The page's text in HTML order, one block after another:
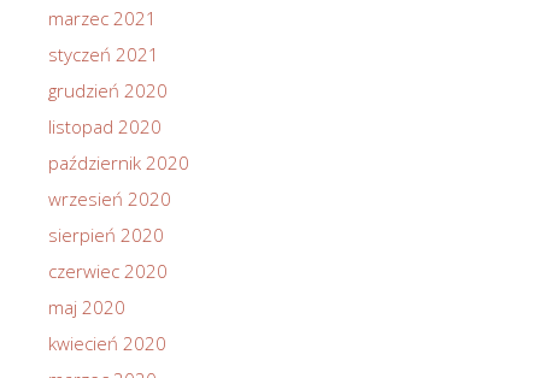
marzec 2021
styczeń 2021
grudzień 2020
listopad 2020
październik 2020
wrzesień 2020
sierpień 2020
czerwiec 2020
maj 2020
kwiecień 2020